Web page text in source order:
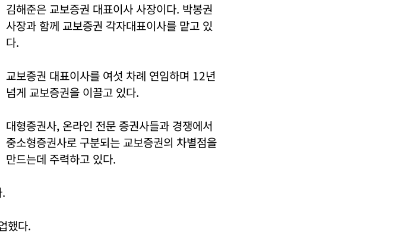
김해준은 교보증권 대표이사 사장이다. 박봉권
사장과 함께 교보증권 각자대표이사를 맡고 있
다.
교보증권 대표이사를 여섯 차례 연임하며 12년
넘게 교보증권을 이끌고 있다.
대형증권사, 온라인 전문 증권사들과 경쟁에서
중소형증권사로 구분되는 교보증권의 차별점을
만드는데 주력하고 있다.
했다.